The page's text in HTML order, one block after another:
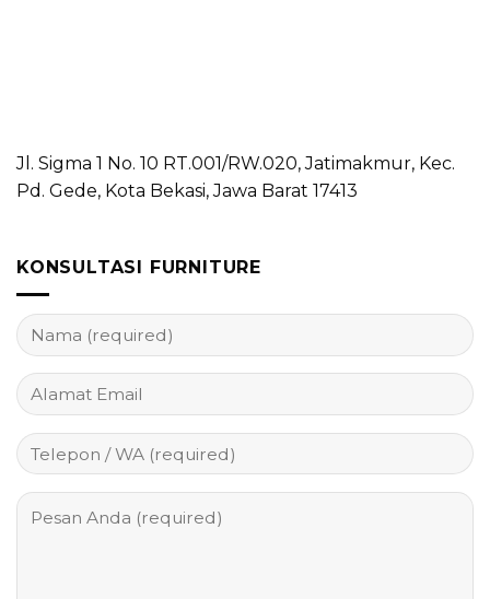
Jl. Sigma 1 No. 10 RT.001/RW.020, Jatimakmur, Kec.
Pd. Gede, Kota Bekasi, Jawa Barat 17413
KONSULTASI FURNITURE